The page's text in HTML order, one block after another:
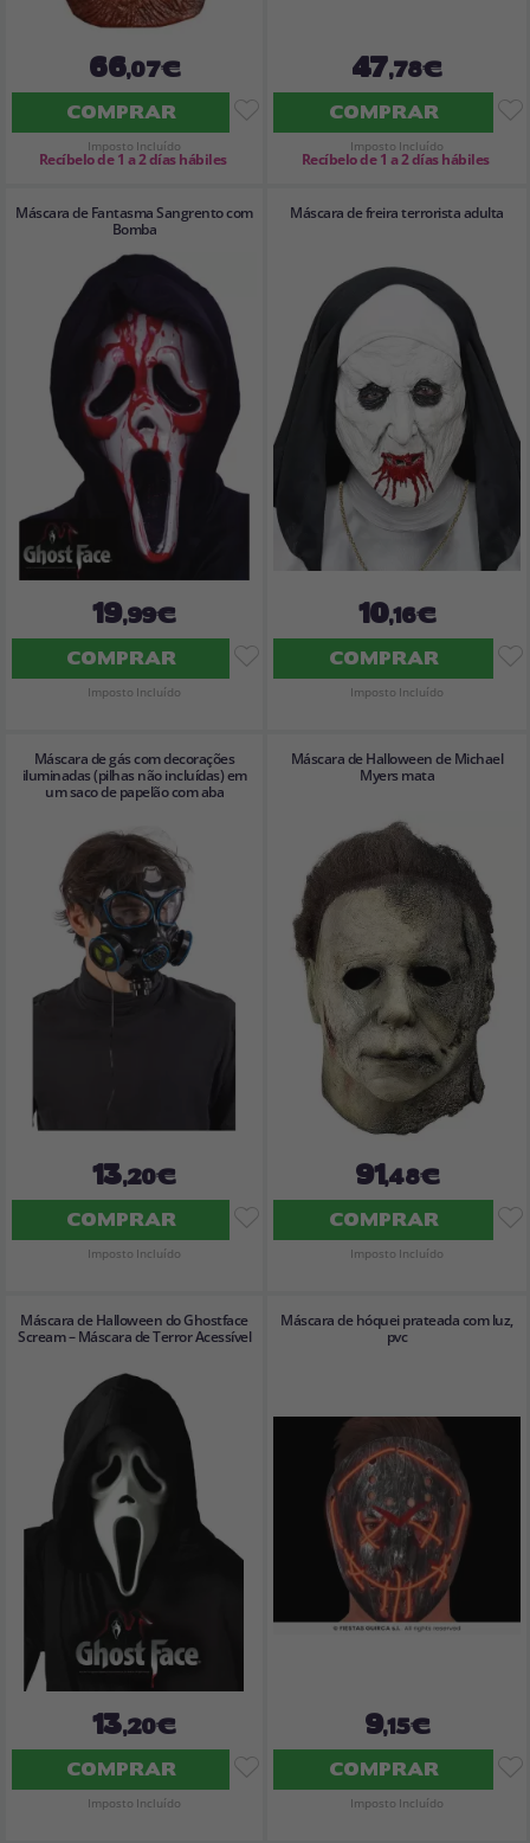
66,07€
COMPRAR
Imposto Incluído
Recíbelo de 1 a 2 días hábiles
47,78€
COMPRAR
Imposto Incluído
Recíbelo de 1 a 2 días hábiles
Máscara de Fantasma Sangrento com
Bomba
19,99€
COMPRAR
Imposto Incluído
Máscara de freira terrorista adulta
10,16€
COMPRAR
Imposto Incluído
Máscara de gás com decorações
iluminadas (pilhas não incluídas) em
um saco de papelão com aba
13,20€
COMPRAR
Imposto Incluído
Máscara de Halloween de Michael
Myers mata
91,48€
COMPRAR
Imposto Incluído
Máscara de Halloween do Ghostface
Scream – Máscara de Terror Acessível
13,20€
COMPRAR
Imposto Incluído
Máscara de hóquei prateada com luz,
pvc
9,15€
COMPRAR
Imposto Incluído